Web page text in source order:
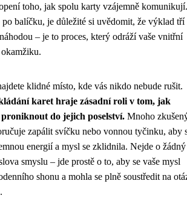
toho, jak spolu karty vzájemně komunikují.
po balíčku, je důležité si uvědomit, že výklad tří
– je to proces, který odráží vaše vnitřní
klidné místo, kde vás nikdo nebude rušit.
karet hraje zásadní roli v tom, jak
proniknout do jejich poselství. Mnoho
zapálit svíčku nebo vonnou tyčinku, aby
energií a mysl se zklidnila. Nejde o žádný
smyslu – jde prostě o to, aby se vaše mysl
shonu a mohla se plně soustředit na